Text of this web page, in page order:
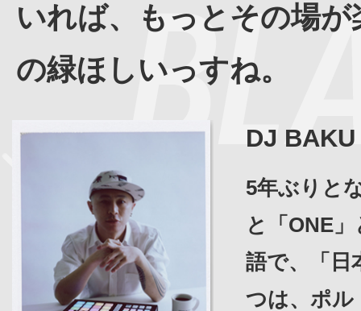
いれば、もっとその場
の緑ほしいっすね。
DJ
5年ぶりと
と「ONE
語で、「日
つは、ポル